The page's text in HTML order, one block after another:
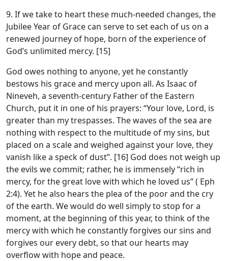
9. If we take to heart these much-needed changes, the
Jubilee Year of Grace can serve to set each of us on a
renewed journey of hope, born of the experience of
God’s unlimited mercy. [15]
God owes nothing to anyone, yet he constantly
bestows his grace and mercy upon all. As Isaac of
Nineveh, a seventh-century Father of the Eastern
Church, put it in one of his prayers: “Your love, Lord, is
greater than my trespasses. The waves of the sea are
nothing with respect to the multitude of my sins, but
placed on a scale and weighed against your love, they
vanish like a speck of dust”. [16] God does not weigh up
the evils we commit; rather, he is immensely “rich in
mercy, for the great love with which he loved us” ( Eph
2:4). Yet he also hears the plea of the poor and the cry
of the earth. We would do well simply to stop for a
moment, at the beginning of this year, to think of the
mercy with which he constantly forgives our sins and
forgives our every debt, so that our hearts may
overflow with hope and peace.